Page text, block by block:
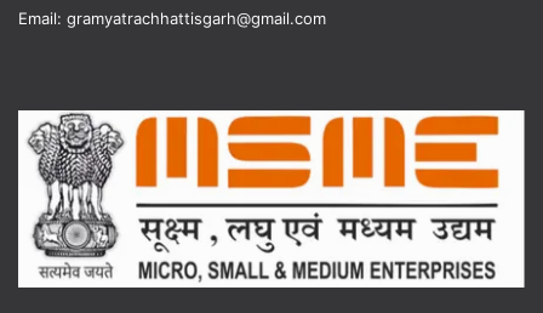
Email: gramyatrachhattisgarh@gmail.com